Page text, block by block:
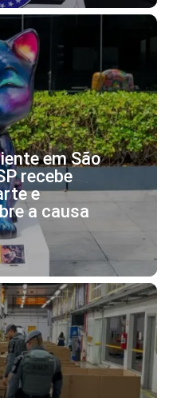
em São
recebe
e
a causa